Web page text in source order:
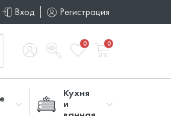
Вход Регистрация
0 0
Кухня
и